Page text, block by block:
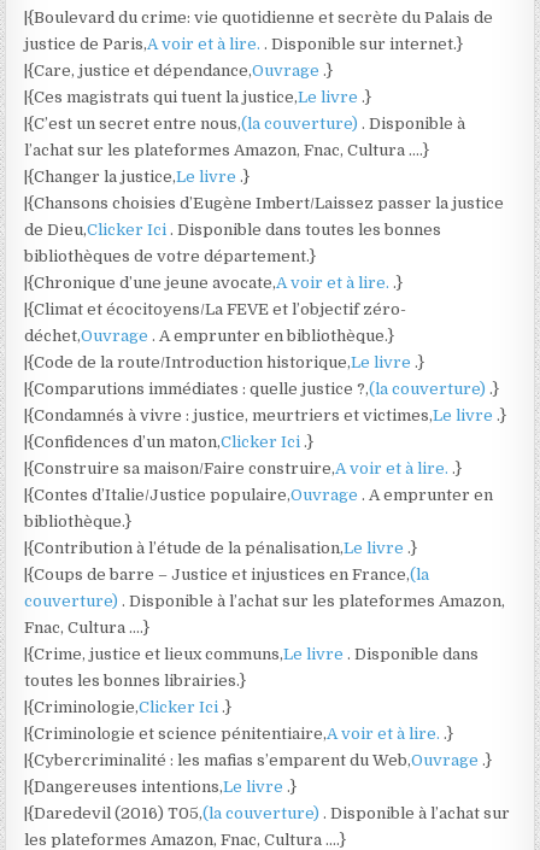
|{Boulevard du crime: vie quotidienne et secrète du Palais de
justice de Paris,A voir et à lire. . Disponible sur internet.}
|{Care, justice et dépendance,Ouvrage .}
|{Ces magistrats qui tuent la justice,Le livre .}
|{C’est un secret entre nous,(la couverture) . Disponible à
l’achat sur les plateformes Amazon, Fnac, Cultura ….}
|{Changer la justice,Le livre .}
|{Chansons choisies d’Eugène Imbert/Laissez passer la justice
de Dieu,Clicker Ici . Disponible dans toutes les bonnes
bibliothèques de votre département.}
|{Chronique d’une jeune avocate,A voir et à lire. .}
|{Climat et écocitoyens/La FEVE et l’objectif zéro-
déchet,Ouvrage . A emprunter en bibliothèque.}
|{Code de la route/Introduction historique,Le livre .}
|{Comparutions immédiates : quelle justice ?,(la couverture) .}
|{Condamnés à vivre : justice, meurtriers et victimes,Le livre .}
|{Confidences d’un maton,Clicker Ici .}
|{Construire sa maison/Faire construire,A voir et à lire. .}
|{Contes d’Italie/Justice populaire,Ouvrage . A emprunter en
bibliothèque.}
|{Contribution à l’étude de la pénalisation,Le livre .}
|{Coups de barre – Justice et injustices en France,(la
couverture) . Disponible à l’achat sur les plateformes Amazon,
Fnac, Cultura ….}
|{Crime, justice et lieux communs,Le livre . Disponible dans
toutes les bonnes librairies.}
|{Criminologie,Clicker Ici .}
|{Criminologie et science pénitentiaire,A voir et à lire. .}
|{Cybercriminalité : les mafias s’emparent du Web,Ouvrage .}
|{Dangereuses intentions,Le livre .}
|{Daredevil (2016) T05,(la couverture) . Disponible à l’achat sur
les plateformes Amazon, Fnac, Cultura ….}